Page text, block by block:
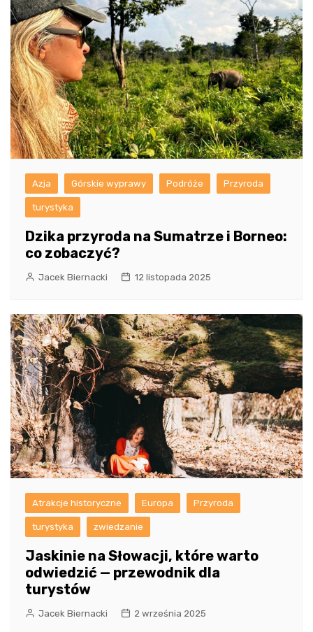
Azja Górskie wyprawy Podróże Przyroda
turystyka
Dzika przyroda na Sumatrze i Borneo:
co zobaczyć?
Jacek Biernacki 12 listopada 2025
Atrakcje historyczne Europa Przyroda
turystyka zwiedzanie
Jaskinie na Słowacji, które warto
odwiedzić — przewodnik dla
turystów
Jacek Biernacki 2 września 2025